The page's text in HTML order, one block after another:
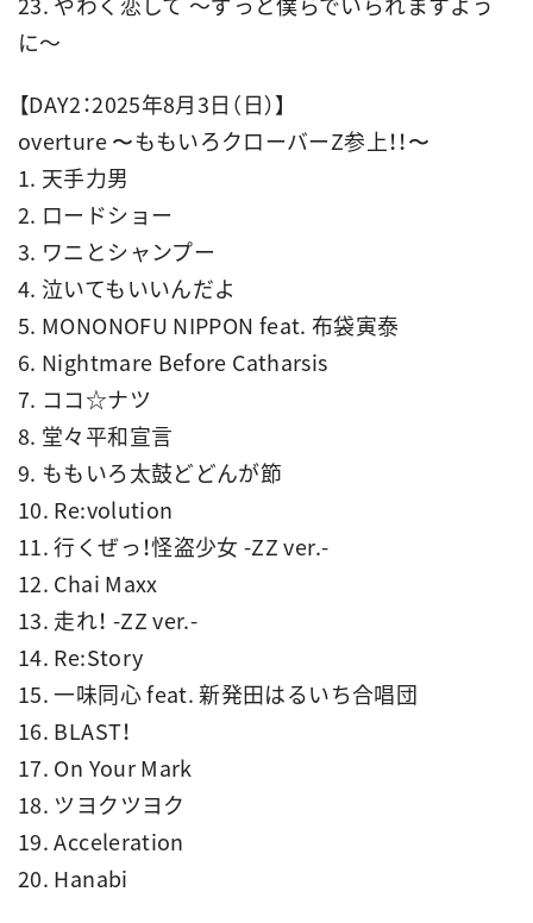
に～
【DAY2：2025年8月3日（日）】
overture 〜ももいろクローバーZ参上！！〜
1. 天手力男
2. ロードショー
3. ワニとシャンプー
4. 泣いてもいいんだよ
5. MONONOFU NIPPON feat. 布袋寅泰
6. Nightmare Before Catharsis
7. ココ☆ナツ
8. 堂々平和宣言
9. ももいろ太鼓どどんが節
10. Re:volution
11. 行くぜっ！怪盗少女 -ZZ ver.-
12. Chai Maxx
13. 走れ！ -ZZ ver.-
14. Re:Story
15. 一味同心 feat. 新発田はるいち合唱団
16. BLAST！
17. On Your Mark
18. ツヨクツヨク
19. Acceleration
20. Hanabi